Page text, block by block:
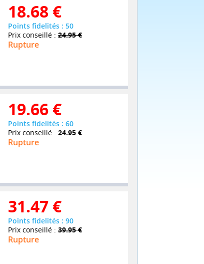
18.68 €
Points fidelités : 50
Prix conseillé : 24.95 €
Rupture
19.66 €
Points fidelités : 60
Prix conseillé : 24.95 €
Rupture
31.47 €
Points fidelités : 90
Prix conseillé : 39.95 €
Rupture